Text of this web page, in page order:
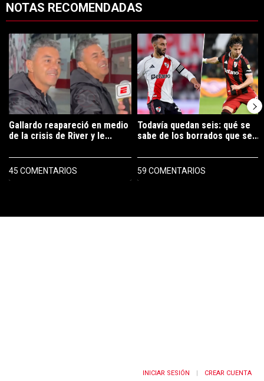
NOTAS RECOMENDADAS
Un artículo de tendencia con el título "Gallardo reapareció en medio
Gallardo reapareció en medio
de la crisis de River y le...
45 COMENTARIOS
Un artículo de tendencia con el
Todavía quedan seis: qué se
sabe de los borrados que se...
59 COMENTARIOS
INICIAR SESIÓN CREAR CUENTA